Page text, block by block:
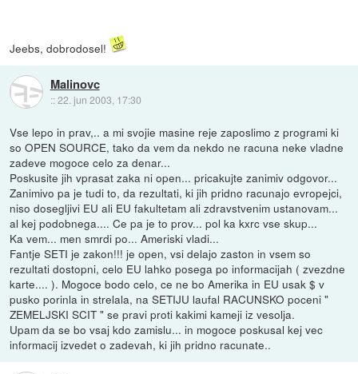
Jeebs, dobrodosel!
Malinovc
::22. jun 2003, 17:30
Vse lepo in prav,.. a mi svojie masine reje zaposlimo z programi ki
so OPEN SOURCE, tako da vem da nekdo ne racuna neke vladne
zadeve mogoce celo za denar...
Poskusite jih vprasat zaka ni open... pricakujte zanimiv odgovor...
Zanimivo pa je tudi to, da rezultati, ki jih pridno racunajo evropejci,
niso dosegljivi EU ali EU fakultetam ali zdravstvenim ustanovam...
al kej podobnega.... Ce pa je to prov... pol ka kxrc vse skup...
Ka vem... men smrdi po... Ameriski vladi...
Fantje SETI je zakon!!! je open, vsi delajo zaston in vsem so
rezultati dostopni, celo EU lahko posega po informacijah ( zvezdne
karte.... ). Mogoce bodo celo, ce ne bo Amerika in EU usak $ v
pusko porinla in strelala, na SETIJU laufal RACUNSKO poceni "
ZEMELJSKI SCIT " se pravi proti kakimi kameji iz vesolja.
Upam da se bo vsaj kdo zamislu... in mogoce poskusal kej vec
informacij izvedet o zadevah, ki jih pridno racunate..